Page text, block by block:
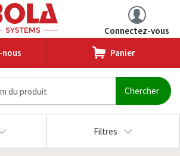
Connectez-vous
Panier
Filtres